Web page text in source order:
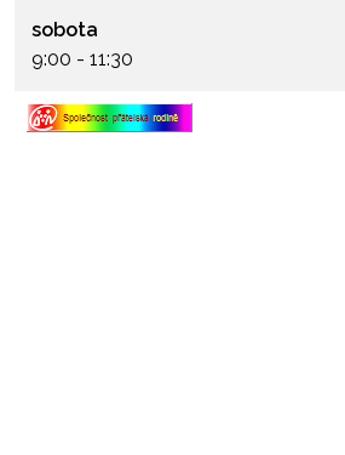
sobota
9:00 - 11:30